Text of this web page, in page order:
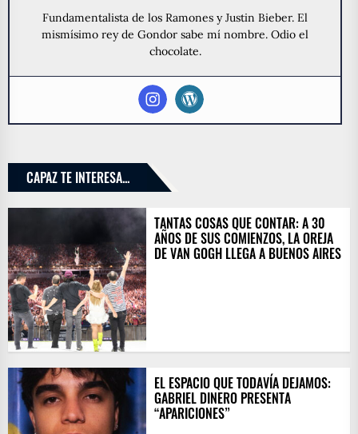
Fundamentalista de los Ramones y Justin Bieber. El
mismísimo rey de Gondor sabe mí nombre. Odio el
chocolate.
CAPAZ TE INTERESA...
TANTAS COSAS QUE CONTAR: A 30
AÑOS DE SUS COMIENZOS, LA OREJA
DE VAN GOGH LLEGA A BUENOS AIRES
EL ESPACIO QUE TODAVÍA DEJAMOS:
GABRIEL DINERO PRESENTA
“APARICIONES”